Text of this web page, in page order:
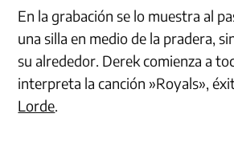
En la grabación se lo muestra al
una silla en medio de la pradera,
su alrededor. Derek comienza a
interpreta la canción »Royals»,
Lorde.